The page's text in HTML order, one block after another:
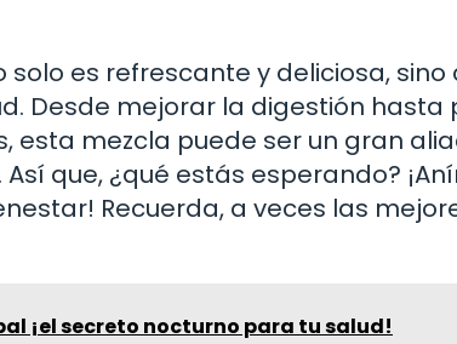
es refrescante y deliciosa,
Desde mejorar la digestión hasta
esta mezcla puede ser un gran
que, ¿qué estás esperando?
Recuerda, a veces las
¡el secreto nocturno para tu salud!